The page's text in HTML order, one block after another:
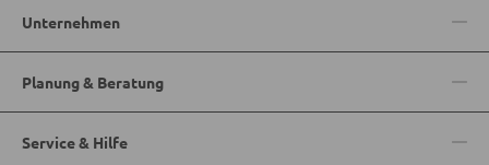
Garderobenpaneele
Garderobenleisten
Garderobenspiegel
Kleiderbügel
Unternehmen
Planung & Beratung
Service & Hilfe